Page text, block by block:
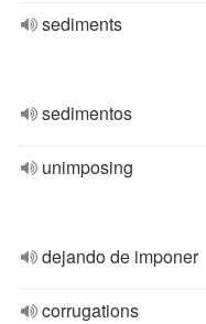
sediments
sedimentos
unimposing
dejando de imponer
corrugations